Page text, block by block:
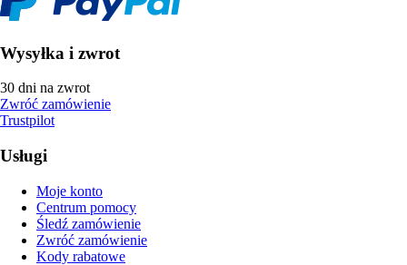
Wysyłka i zwrot
30 dni na zwrot
Zwróć zamówienie
Trustpilot
Usługi
Moje konto
Centrum pomocy
Śledź zamówienie
Zwróć zamówienie
Kody rabatowe